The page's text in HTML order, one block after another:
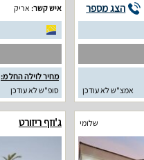
הצג מספר
אמצ"ש לא עודכן
איש קשר: אריק
מחיר לוילה החל מ:
סופ"ש לא עודכן
שלומי ג'וזף ריזורט